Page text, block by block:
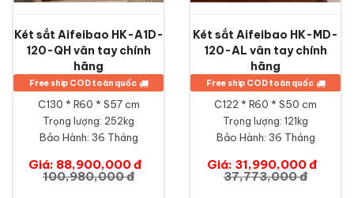
Két sắt Aifeibao HK-A1D-
120-QH vân tay chính
hãng
Free ship COD toàn quốc
C130 * R60 * S57 cm
Trọng lượng: 252kg
Bảo Hành: 36 Tháng
Giá: 88,900,000 đ
100,980,000 đ
Két sắt Aifeibao HK-MD-
120-AL vân tay chính
hãng
Free ship COD toàn quốc
C122 * R60 * S50 cm
Trọng lượng: 121kg
Bảo Hành: 36 Tháng
Giá: 31,990,000 đ
37,773,000 đ